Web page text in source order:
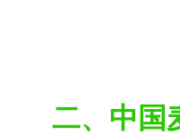
二、中国